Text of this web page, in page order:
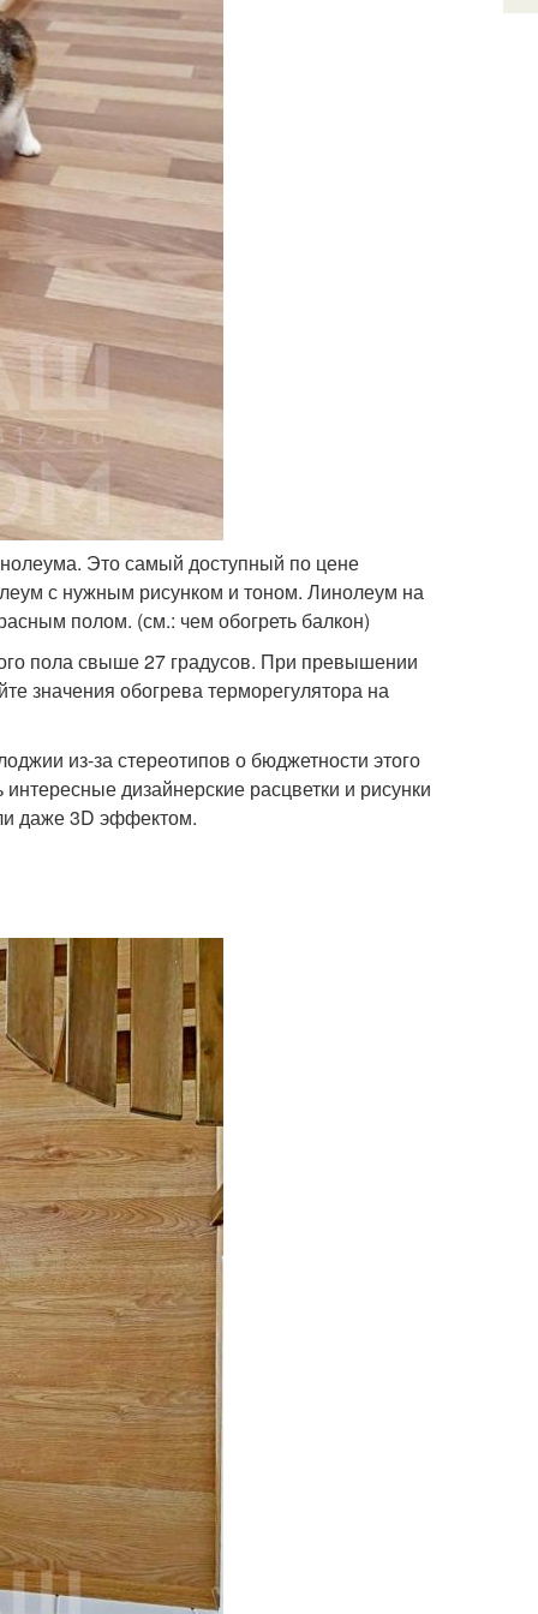
Это самый доступный по цене
с нужным рисунком и тоном. Линолеум на
полом. (см.: чем обогреть балкон)
пола свыше 27 градусов. При превышении
значения обогрева терморегулятора на
из-за стереотипов о бюджетности этого
дизайнерские расцветки и рисунки
даже 3D эффектом.